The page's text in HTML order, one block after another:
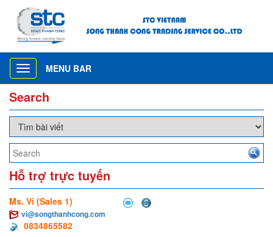
Toggle
navigation
MENU BAR
Search
Hỗ trợ trực tuyến
Ms. Vi (Sales 1)
vi@songthanhcong.com
0834865582